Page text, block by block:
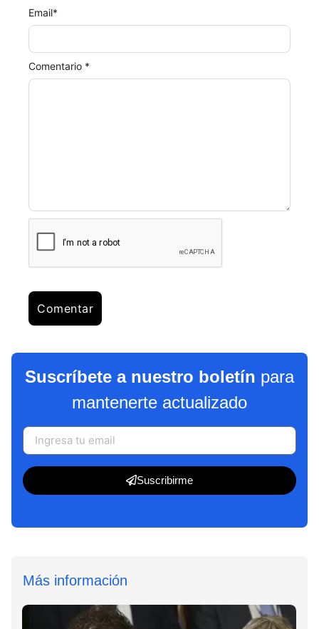
Comentario *
Email*
Suscríbete a nuestro boletín para
mantenerte actualizado
Suscribirme
Más información